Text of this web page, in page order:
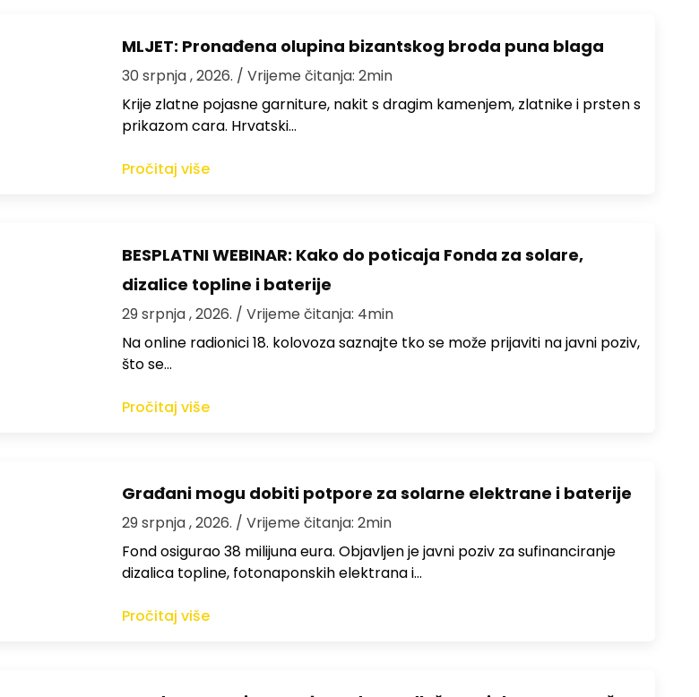
MLJET: Pronađena olupina bizantskog broda puna blaga
30 srpnja , 2026. / Vrijeme čitanja: 2min
Krije zlatne pojasne garniture, nakit s dragim kamenjem, zlatnike i prsten s
prikazom cara. Hrvatski…
Pročitaj više
BESPLATNI WEBINAR: Kako do poticaja Fonda za solare,
dizalice topline i baterije
29 srpnja , 2026. / Vrijeme čitanja: 4min
Na online radionici 18. kolovoza saznajte tko se može prijaviti na javni poziv,
što se…
Pročitaj više
Građani mogu dobiti potpore za solarne elektrane i baterije
29 srpnja , 2026. / Vrijeme čitanja: 2min
Fond osigurao 38 milijuna eura. Objavljen je javni poziv za sufinanciranje
dizalica topline, fotonaponskih elektrana i…
Pročitaj više